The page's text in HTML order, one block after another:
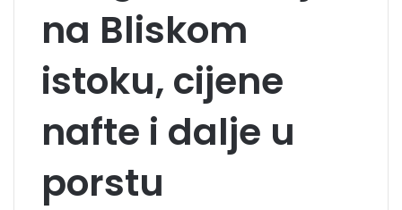
na Bliskom
istoku, cijene
nafte i dalje u
porstu